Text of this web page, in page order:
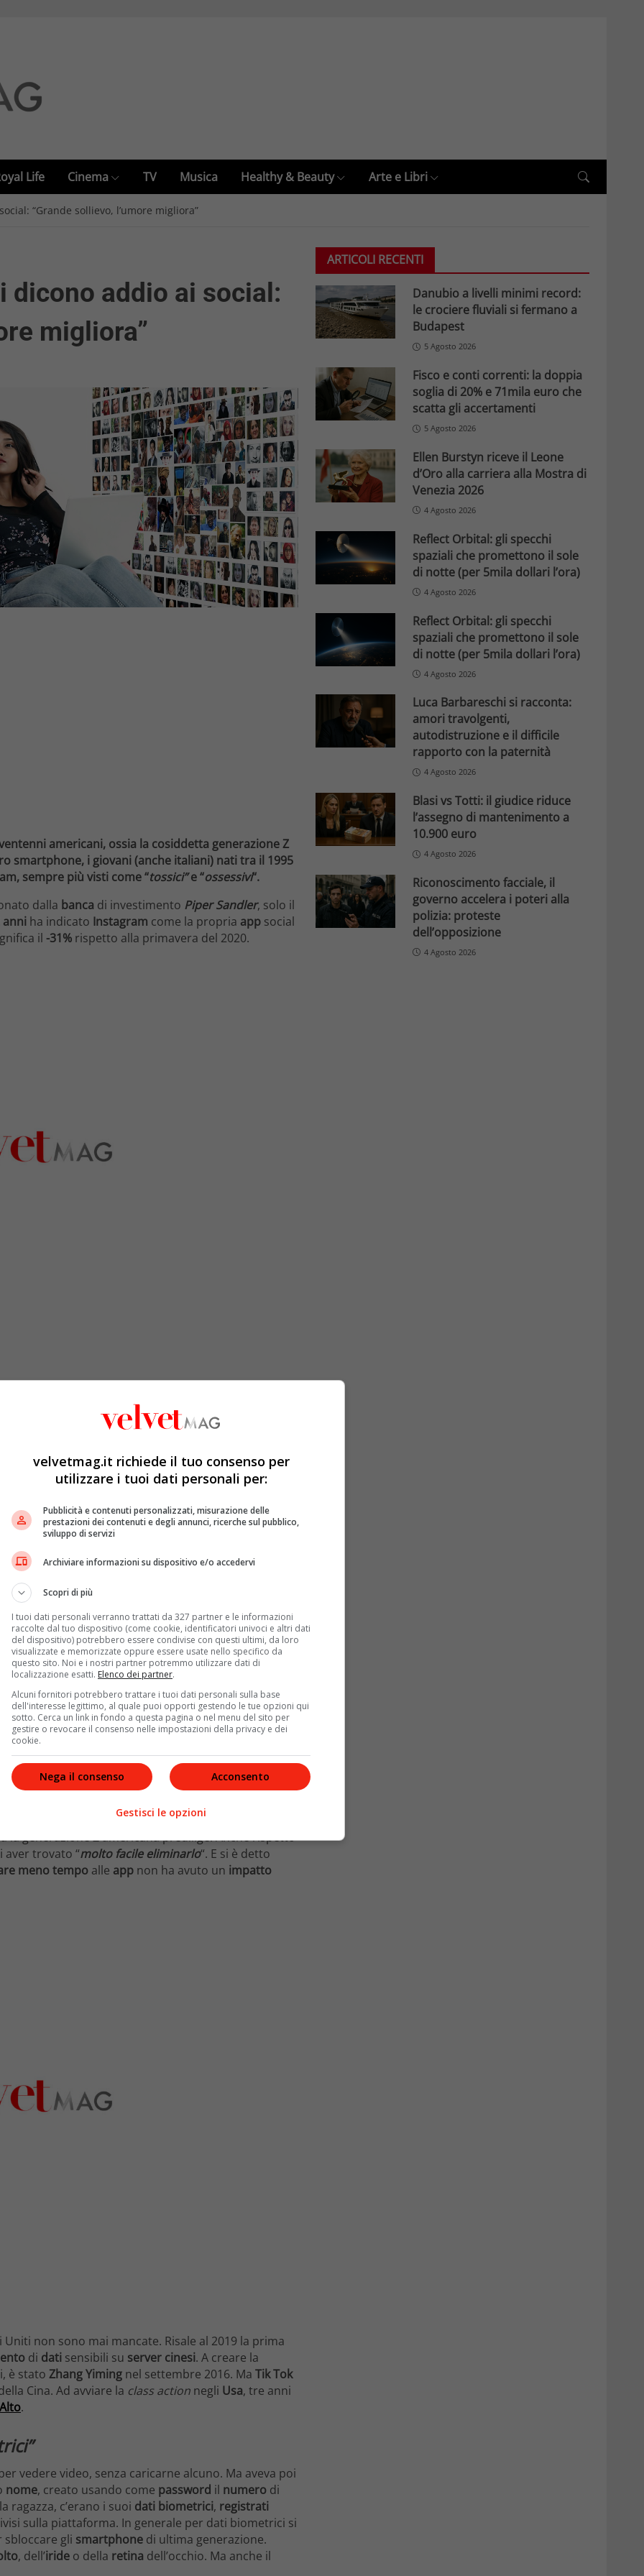
Life Cinema TV Musica Healthy & Beauty Arte e Libri
“Grande sollievo, l’umore migliora”
dicono addio ai social:
migliora”
americani, ossia la cosiddetta generazione Z
smartphone, i giovani (anche italiani) nati tra il 1995
sempre più visti come“tossici”e “ossessivi“.
dalla banca di investimento Piper Sandler, solo il
anni ha indicato Instagram come la propria app social
il -31% rispetto alla primavera del 2020.
i social TikTok
nel 2019. Steinerman
. Tra l’altro, secondo un rapporto del
che
delcorpo, l’ansia e ladepressione. La società di
la valenza dello studio interno.
University,Pat Hamrick, ha abbandonato sia
di aver notato un enorme miglioramento del suo
nella vita di tutti i giorni, orafacciole mie cosea
Columbia University
alla volta. In tanti comunque stanno
la generazione Z americana predilige. Anche rispetto
aver trovato “molto facile eliminarlo“. E si è detto
meno tempo alle app non ha avuto un impatto
non sono mai mancate. Risale al 2019 la prima
di dati sensibili su server cinesi. A creare la
è stato Zhang Yiming nel settembre 2016. Ma Tik Tok
Cina. Ad avviare la class action negli Usa, tre anni
.
vedere video, senza caricarne alcuno. Ma aveva poi
nome, creato usando come password il numero di
ragazza, c’erano i suoi dati biometrici, registrati
sulla piattaforma. In generale per dati biometrici si
sbloccare gli smartphone di ultima generazione.
, dell’iride o della retina dell’occhio. Ma anche il
ARTICOLI RECENTI
Danubio a livelli minimi record:
le crociere fluviali si fermano a
Budapest
5 Agosto 2026
Fisco e conti correnti: la doppia
soglia di 20% e 71mila euro che
scatta gli accertamenti
5 Agosto 2026
Ellen Burstyn riceve il Leone
d’Oro alla carriera alla Mostra di
Venezia 2026
4 Agosto 2026
Reflect Orbital: gli specchi
spaziali che promettono il sole
di notte (per 5mila dollari l’ora)
4 Agosto 2026
Reflect Orbital: gli specchi
spaziali che promettono il sole
di notte (per 5mila dollari l’ora)
4 Agosto 2026
Luca Barbareschi si racconta:
amori travolgenti,
autodistruzione e il difficile
rapporto con la paternità
4 Agosto 2026
Blasi vs Totti: il giudice riduce
l’assegno di mantenimento a
10.900 euro
4 Agosto 2026
Riconoscimento facciale, il
governo accelera i poteri alla
polizia: proteste
dell’opposizione
4 Agosto 2026
velvetmag.it richiede il tuo consenso per
utilizzare i tuoi dati personali per:
Pubblicità e contenuti personalizzati, misurazione delle
prestazioni dei contenuti e degli annunci, ricerche sul pubblico,
sviluppo di servizi
Archiviare informazioni su dispositivo e/o accedervi
Scopri di più
I tuoi dati personali verranno trattati da 327 partner e le informazioni
raccolte dal tuo dispositivo (come cookie, identificatori univoci e altri dati
del dispositivo) potrebbero essere condivise con questi ultimi, da loro
visualizzate e memorizzate oppure essere usate nello specifico da
questo sito. Noi e i nostri partner potremmo utilizzare dati di
localizzazione esatti. Elenco dei partner.
Alcuni fornitori potrebbero trattare i tuoi dati personali sulla base
dell'interesse legittimo, al quale puoi opporti gestendo le tue opzioni qui
sotto. Cerca un link in fondo a questa pagina o nel menu del sito per
gestire o revocare il consenso nelle impostazioni della privacy e dei
cookie.
Acconsento
Nega il consenso
Gestisci le opzioni